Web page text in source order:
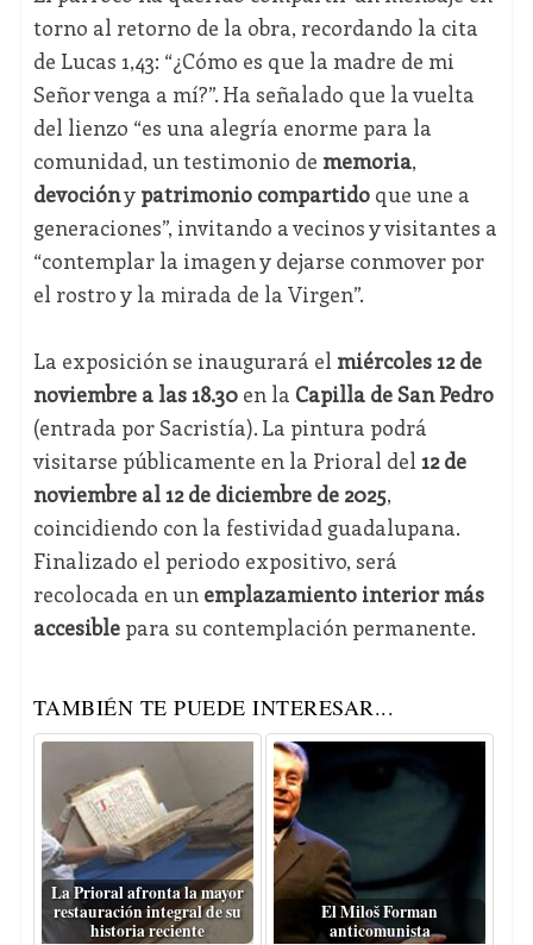
torno al retorno de la obra, recordando la cita
de Lucas 1,43: “¿Cómo es que la madre de mi
Señor venga a mí?”. Ha señalado que la vuelta
del lienzo “es una alegría enorme para la
comunidad, un testimonio de memoria,
devocióny patrimonio compartidoque une a
generaciones”, invitando a vecinos y visitantes a
“contemplar la imagen y dejarse conmover por
el rostro y la mirada de la Virgen”.
La exposición se inaugurará el miércoles 12 de
noviembre a las 18.30en la Capilla de San Pedro
(entrada por Sacristía). La pintura podrá
visitarse públicamente en la Prioral del 12 de
noviembre al 12 de diciembre de 2025,
coincidiendo con la festividad guadalupana.
Finalizado el periodo expositivo, será
recolocada en un emplazamiento interior más
accesiblepara su contemplación permanente.
TAMBIÉN TE PUEDE INTERESAR...
La Prioral afronta la mayor
restauración integral de su
historia reciente
El Miloš Forman
anticomunista